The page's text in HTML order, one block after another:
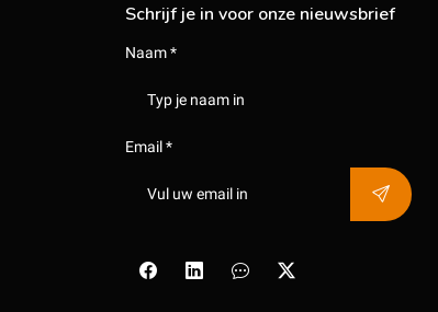
Schrijf je in voor onze nieuwsbrief
Naam *
Email *